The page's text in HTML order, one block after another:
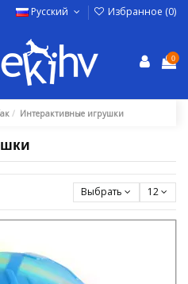
Русский Избранное (0)
0
Интерактивные игрушки
Выбрать 12